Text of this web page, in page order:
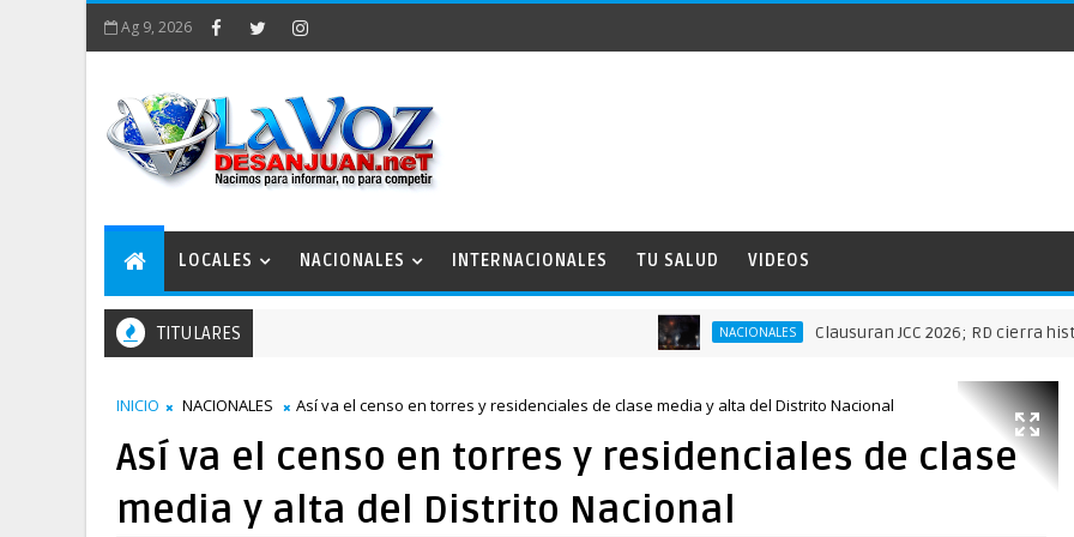
Ag 9, 2026
LOCALES NACIONALES INTERNACIONALES TU SALUD VIDEOS
TITULARES NACIONALES Clausuran JCC 2026; RD cierra histórica
INICIO NACIONALES Así va el censo en torres y residenciales de clase media y alta del Distrito Nacional
Así va el censo en torres y residenciales de clase
media y alta del Distrito Nacional